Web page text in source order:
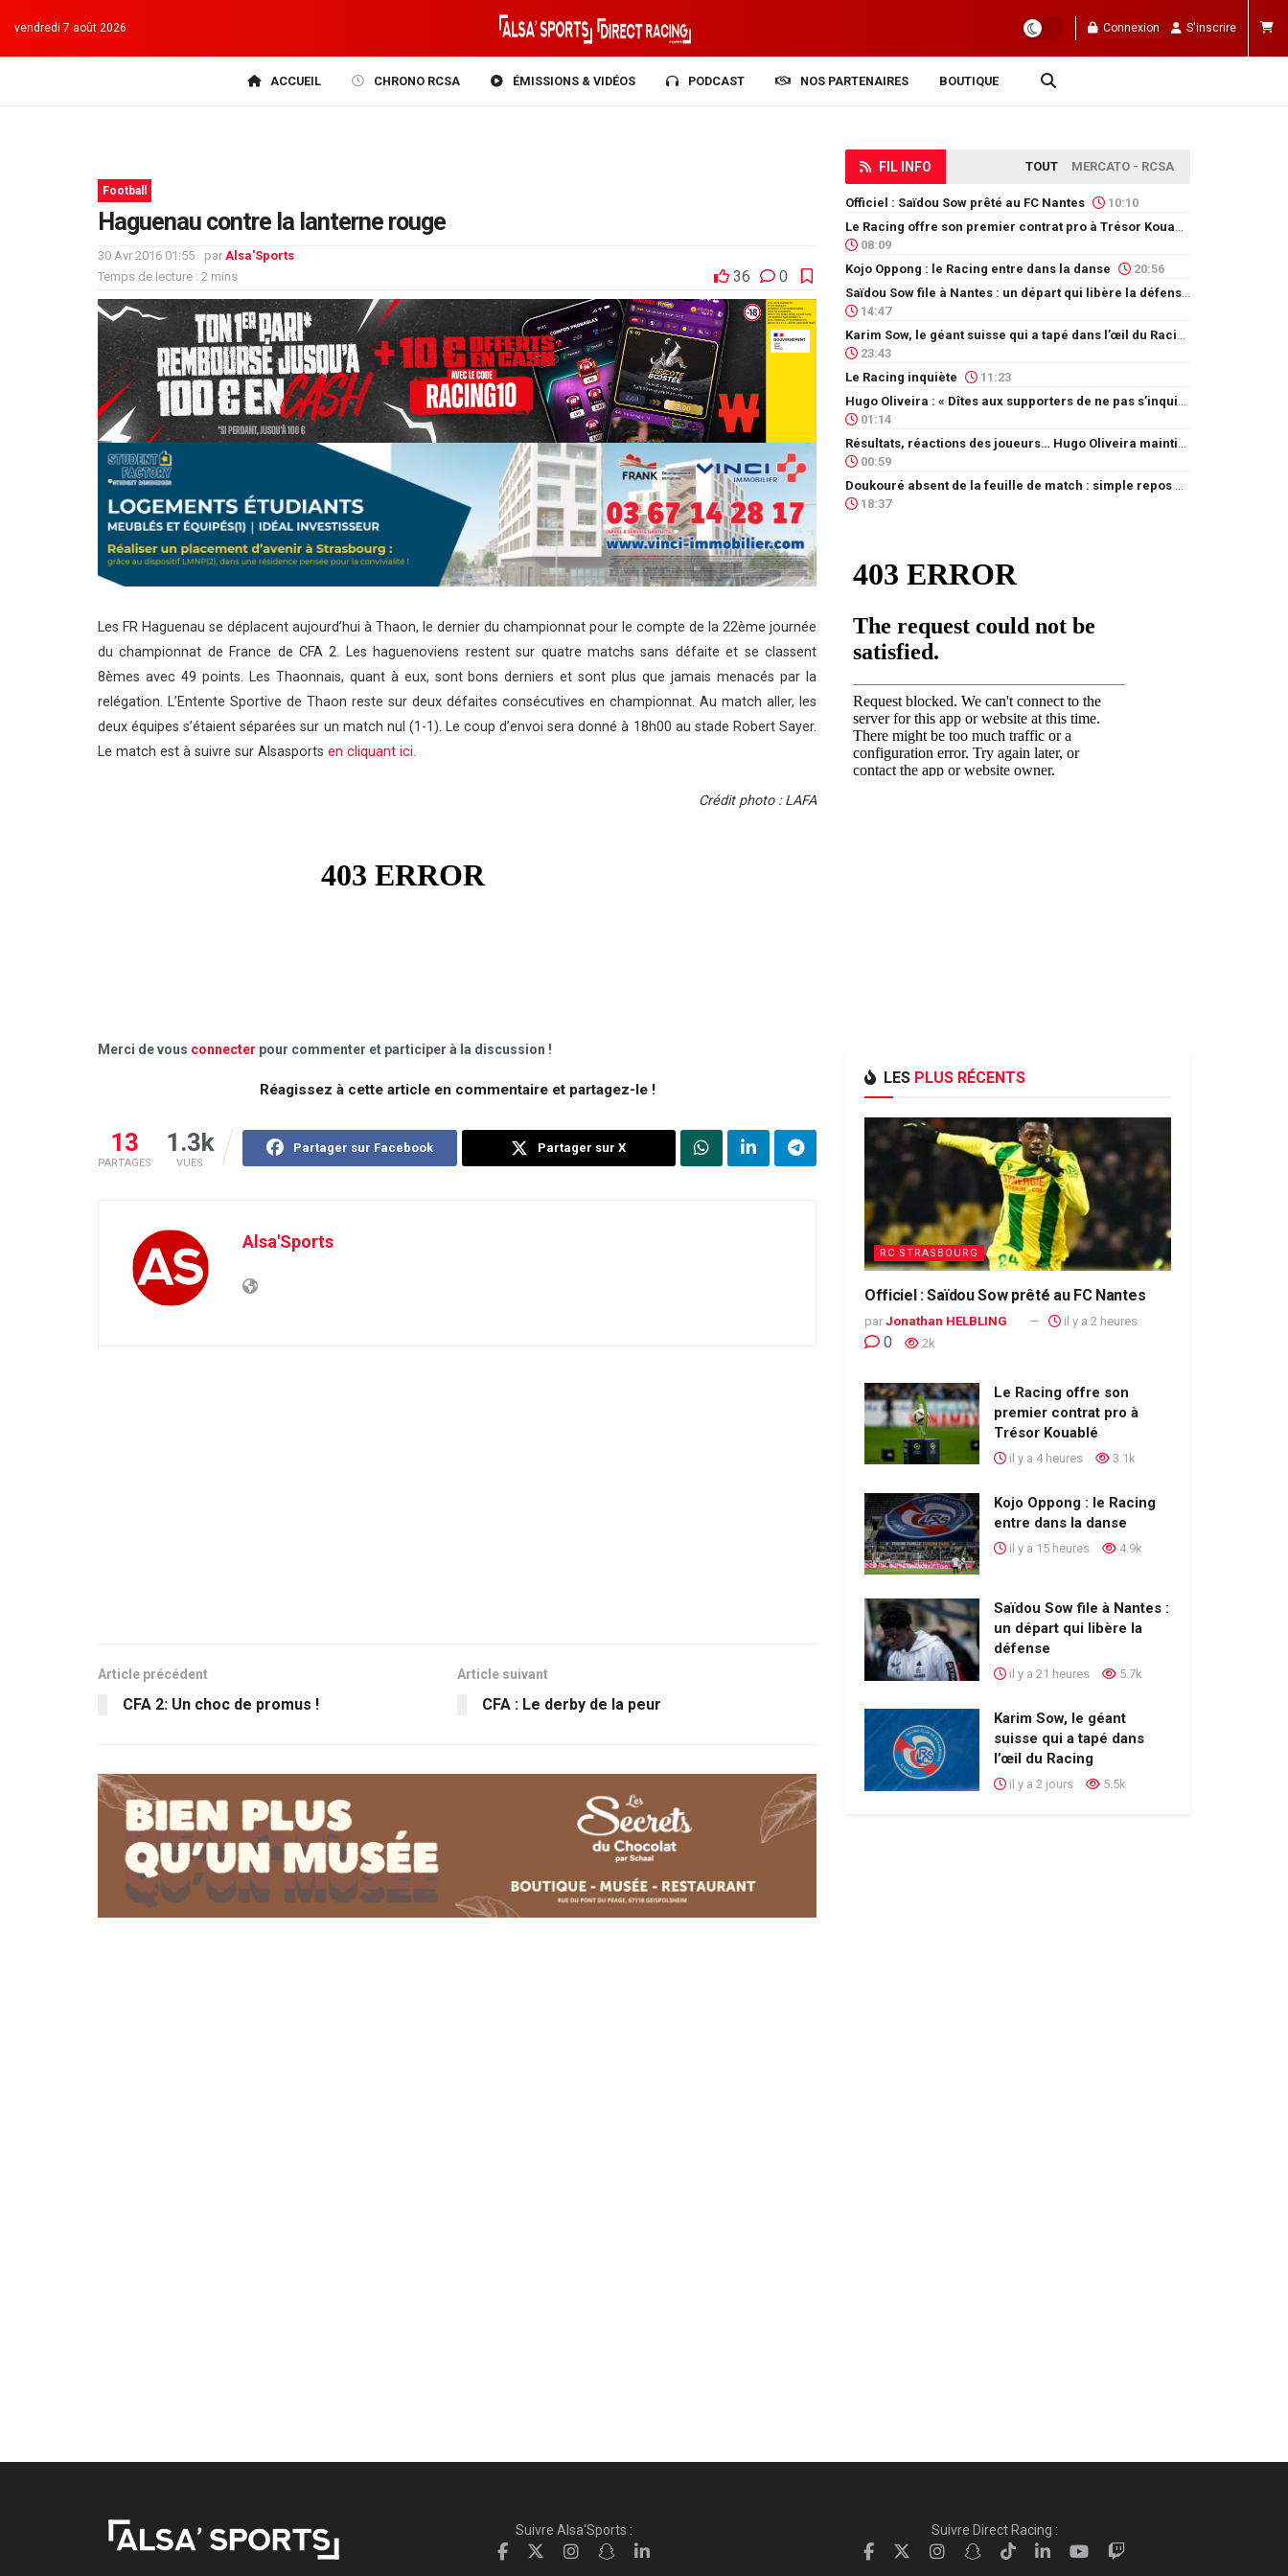
vendredi 7 août 2026 Connexion S'inscrire
ACCUEIL CHRONO RCSA ÉMISSIONS & VIDÉOS PODCAST NOS PARTENAIRES BOUTIQUE
Football
Haguenau contre la lanterne rouge
30 Avr 2016 01:55 par Alsa'Sports
Temps de lecture : 2 mins
36 0
Les FR Haguenau se déplacent aujourd’hui à Thaon, le dernier du championnat pour le compte de la 22ème journée
du championnat de France de CFA 2. Les haguenoviens restent sur quatre matchs sans défaite et se classent
8èmes avec 49 points. Les Thaonnais, quant à eux, sont bons derniers et sont plus que jamais menacés par la
relégation. L’Entente Sportive de Thaon reste sur deux défaites consécutives en championnat. Au match aller, les
deux équipes s’étaient séparées sur un match nul (1-1). Le coup d’envoi sera donné à 18h00 au stade Robert Sayer.
Le match est à suivre sur Alsasports en cliquant ici.
Crédit photo : LAFA
Merci de vous connecter pour commenter et participer à la discussion !
Réagissez à cette article en commentaire et partagez-le !
13
PARTAGES
1.3k
VUES
Partager sur Facebook Partager sur X
Alsa'Sports
Article précédent
CFA 2: Un choc de promus !
Article suivant
CFA : Le derby de la peur
FIL INFO TOUT MERCATO - RCSA
Officiel : Saïdou Sow prêté au FC Nantes 10:10
08:09
Kojo Oppong : le Racing entre dans la danse
20:56
14:47
23:43
Le Racing inquiète
11:23
01:14
00:59
18:37
LES PLUS RÉCENTS
RC STRASBOURG
Officiel : Saïdou Sow prêté au FC Nantes
par Jonathan HELBLING il y a 2 heures
0 2k
Le Racing offre son
premier contrat pro à
Trésor Kouablé
il y a 4 heures 3.1k
Kojo Oppong : le Racing
entre dans la danse
il y a 15 heures 4.9k
Saïdou Sow file à Nantes :
un départ qui libère la
défense
il y a 21 heures 5.7k
Karim Sow, le géant
suisse qui a tapé dans
l’œil du Racing
il y a 2 jours 5.5k
Suivre Alsa'Sports : Suivre Direct Racing :